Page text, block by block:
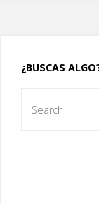
¿BUSCAS